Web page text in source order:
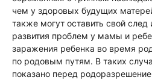
чем у здоровых будущих
также могут оставить свой след
развития проблем у мамы и
заражения ребенка во время
по родовым путям. В таких
показано перед